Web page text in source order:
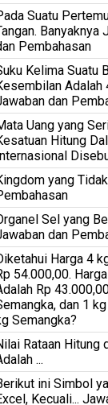
Suatu
Banyaknya
Pembahasan
Kelima Suatu
Adalah
dan
Uang yang
Hitung
yang
Sel yang
dan
Harga 4
54.000,00.
Rp
dan 1
Semangka?
Rataan Hitung
...
ini Simbol
Kecuali...